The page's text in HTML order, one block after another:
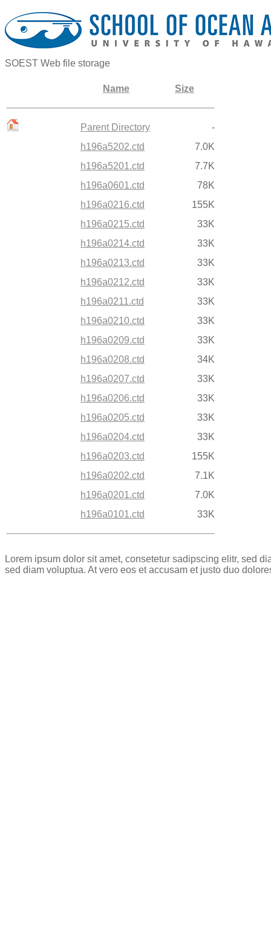
SOEST Web file storage
Name Size
Parent Directory
-
h196a5202.ctd
7.0K
h196a5201.ctd
7.7K
h196a0601.ctd
78K
h196a0216.ctd
155K
h196a0215.ctd
33K
h196a0214.ctd
33K
h196a0213.ctd
33K
h196a0212.ctd
33K
h196a0211.ctd
33K
h196a0210.ctd
33K
h196a0209.ctd
33K
h196a0208.ctd
34K
h196a0207.ctd
33K
h196a0206.ctd
33K
h196a0205.ctd
33K
h196a0204.ctd
33K
h196a0203.ctd
155K
h196a0202.ctd
7.1K
h196a0201.ctd
7.0K
h196a0101.ctd
33K
Lorem ipsum dolor sit amet, consetetur sadipscing elitr, sed
sed diam voluptua. At vero eos et accusam et justo duo